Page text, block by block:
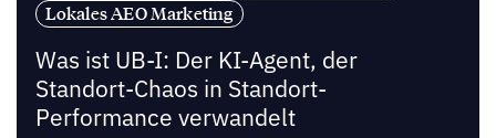
Lokales AEO Marketing
Was ist UB-I: Der KI-Agent, der
Standort-Chaos in Standort-
Performance verwandelt